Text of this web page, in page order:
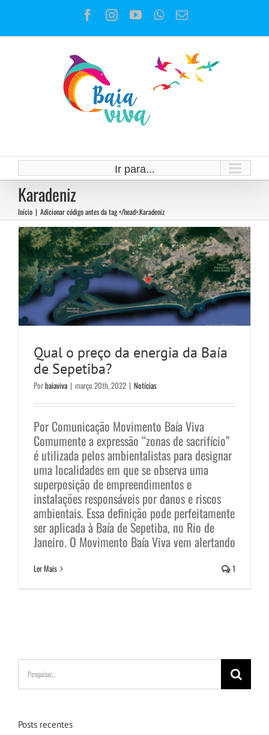
o
Facebook
Instagram
YouTubeWhatsApp
E-
Ir para...
Karadeniz
Início | Adicionar código antes da tag </head>.Karadeniz
Qual o preço da energia da Baía
Notícias
Qual o preço da energia da Baía
de Sepetiba?
Porbaiaviva | março 20th, 2022 | Notícias
Por Comunicação Movimento Baía Viva
Comumente a expressão “zonas de sacrifício”
é utilizada pelos ambientalistas para designar
uma localidades em que se observa uma
superposição de empreendimentos e
instalações responsáveis por danos e riscos
ambientais. Essa definição pode perfeitamente
ser aplicada à Baía de Sepetiba, no Rio de
Janeiro. O Movimento Baía Viva vem alertando
Ler Mais 1
Buscar
resultados
para:
Posts recentes